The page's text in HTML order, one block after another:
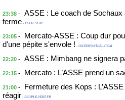
23:38 - ASSE : Le coach de Sochaux
ferme - FOOT SUR7
23:05 -
Mercato-ASSE : Coup dur
d'une pépite s'envole ! - ONZEMONDIAL.COM
22:20 - ASSE : Mimbang ne signera
22:15 - Mercato : L’ASSE prend un
21:00 -
Fermeture des Kops :
réagir - PEUPLE-VERT.FR